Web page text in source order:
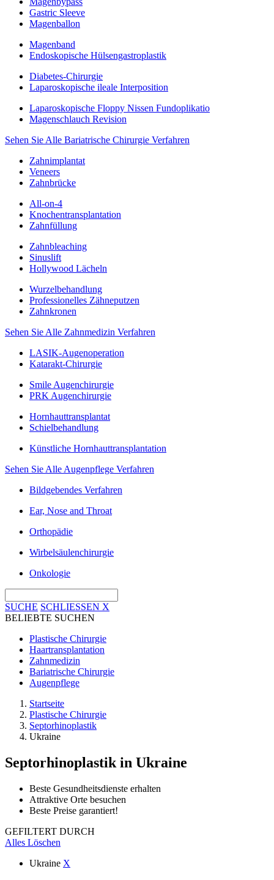
Gastric Sleeve
Magenballon
Magenband
Endoskopische Hülsengastroplastik
Diabetes-Chirurgie
Laparoskopische ileale Interposition
Laparoskopische Floppy Nissen Fundoplikatio
Magenschlauch Revision
Sehen Sie Alle Bariatrische Chirurgie Verfahren
Zahnimplantat
Veneers
Zahnbrücke
All-on-4
Knochentransplantation
Zahnfüllung
Zahnbleaching
Sinuslift
Hollywood Lächeln
Wurzelbehandlung
Professionelles Zähneputzen
Zahnkronen
Sehen Sie Alle Zahnmedizin Verfahren
LASIK-Augenoperation
Katarakt-Chirurgie
Smile Augenchirurgie
PRK Augenchirurgie
Hornhauttransplantat
Schielbehandlung
Künstliche Hornhauttransplantation
Sehen Sie Alle Augenpflege Verfahren
Bildgebendes Verfahren
Ear, Nose and Throat
Orthopädie
Wirbelsäulenchirurgie
Onkologie
SUCHE SCHLIESSEN X
BELIEBTE SUCHEN
Plastische Chirurgie
Haartransplantation
Zahnmedizin
Bariatrische Chirurgie
Augenpflege
Startseite
Plastische Chirurgie
Septorhinoplastik
Ukraine
Septorhinoplastik in Ukraine
Beste Gesundheitsdienste erhalten
Attraktive Orte besuchen
Beste Preise garantiert!
GEFILTERT DURCH
Alles Löschen
Ukraine X